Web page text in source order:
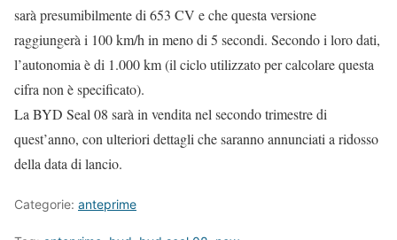
sarà presumibilmente di 653 CV e che questa versione
raggiungerà i 100 km/h in meno di 5 secondi. Secondo i loro dati,
l’autonomia è di 1.000 km (il ciclo utilizzato per calcolare questa
cifra non è specificato).
La BYD Seal 08 sarà in vendita nel secondo trimestre di
quest’anno, con ulteriori dettagli che saranno annunciati a ridosso
della data di lancio.
Categorie: anteprime